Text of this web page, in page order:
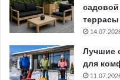
террасы
Лучшие
для